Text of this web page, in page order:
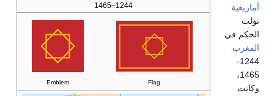
1244–1465
Flag
Emblem
أمازيغية
تولت
الحكم في
المغرب
1244-
1465،
وكانت